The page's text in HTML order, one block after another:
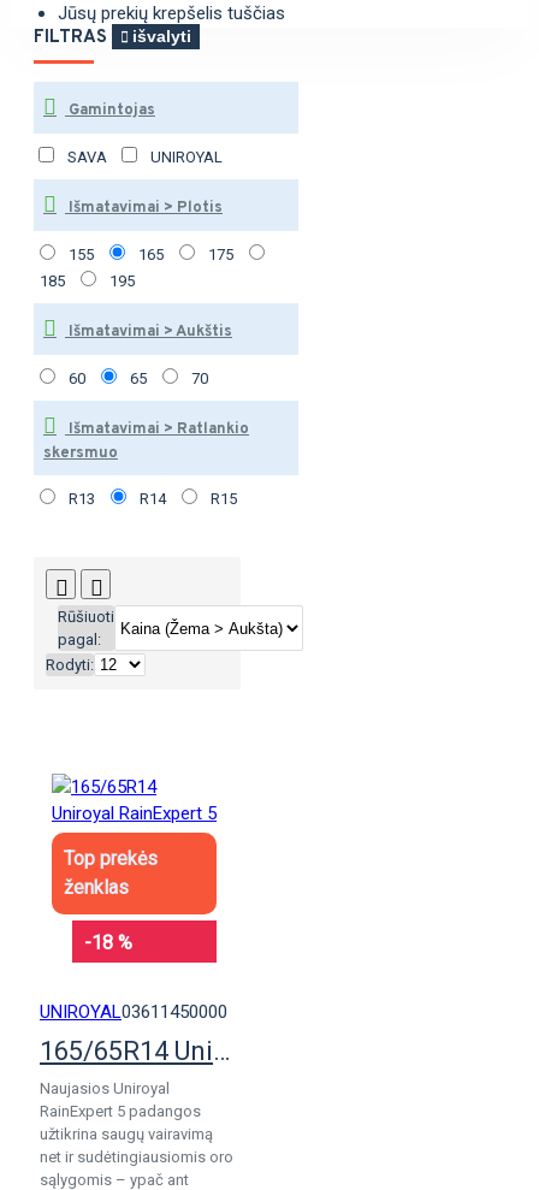
Jūsų prekių krepšelis tuščias
FILTRAS išvalyti
Gamintojas
SAVA UNIROYAL
Išmatavimai > Plotis
155 165
175
185
195
Išmatavimai > Aukštis
60 65 70
Išmatavimai > Ratlankio
skersmuo
R13 R14 R15
Rūšiuoti
pagal:
Rodyti:
Top prekės
ženklas
-18 %
UNIROYAL03611450000
165/65R14 Uniroyal RainExpert 5
Naujasios Uniroyal
RainExpert 5 padangos
užtikrina saugų vairavimą
net ir sudėtingiausiomis oro
sąlygomis – ypač ant